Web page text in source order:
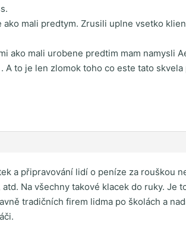
mali predtym. Zrusili uplne vsetko
ako mali urobene predtim mam namysli
to je len zlomok toho co este tato
a připravování lidí o peníze za rouškou
Na všechny takové klacek do ruky. Je
tradičních firem lidma po školách a